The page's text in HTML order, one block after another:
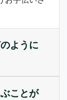
ように
ことが